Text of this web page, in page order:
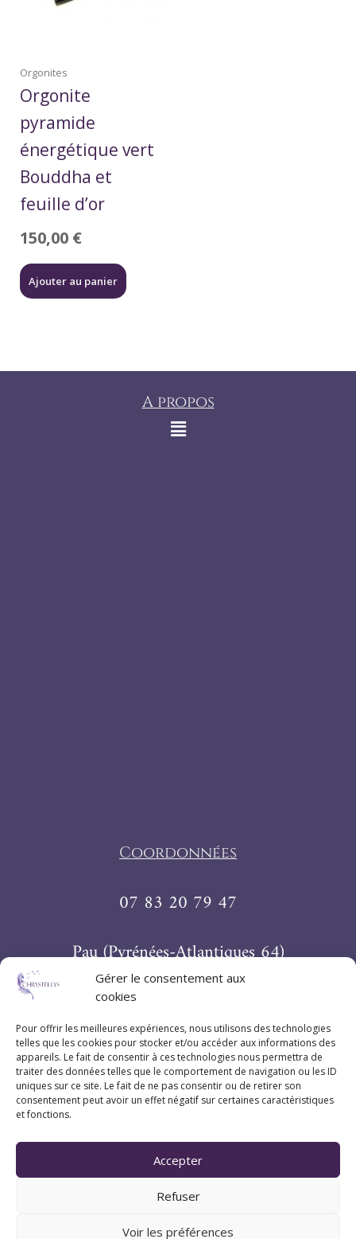
Gérer le consentement aux
cookies
Pour offrir les meilleures expériences, nous utilisons des technologies
telles que les cookies pour stocker et/ou accéder aux informations des
appareils. Le fait de consentir à ces technologies nous permettra de
traiter des données telles que le comportement de navigation ou les ID
uniques sur ce site. Le fait de ne pas consentir ou de retirer son
consentement peut avoir un effet négatif sur certaines caractéristiques
et fonctions.
Accepter
Refuser
Voir les préférences
Orgonites
Orgonite
pyramide
énergétique vert
Bouddha et
feuille d’or
150,00 €
Ajouter au panier
A propos
Coordonnées
07 83 20 79 47
Pau (Pyrénées-Atlantiques 64)
Suivez Chrystellys